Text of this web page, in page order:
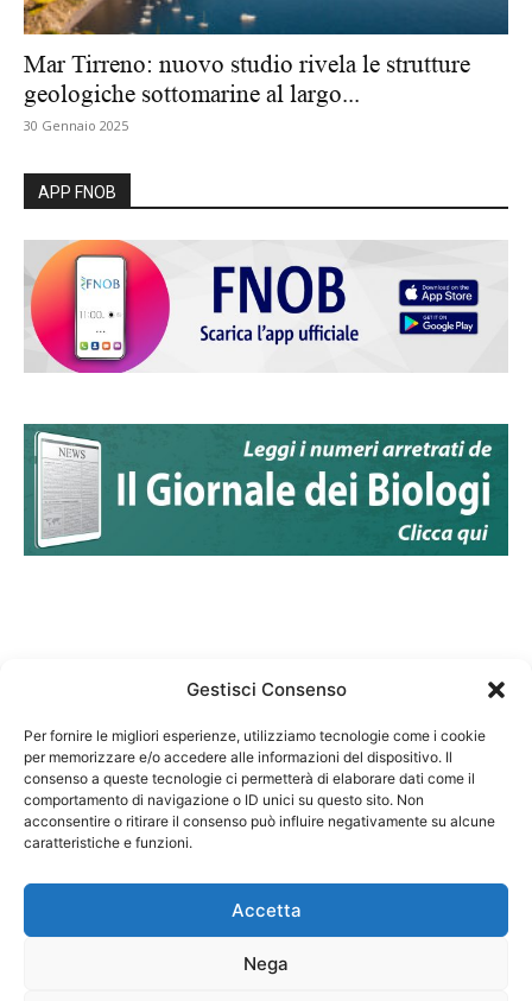
Gestisci Consenso
Per fornire le migliori esperienze, utilizziamo tecnologie come i cookie
per memorizzare e/o accedere alle informazioni del dispositivo. Il
consenso a queste tecnologie ci permetterà di elaborare dati come il
comportamento di navigazione o ID unici su questo sito. Non
acconsentire o ritirare il consenso può influire negativamente su alcune
caratteristiche e funzioni.
Accetta
Nega
Mar Tirreno: nuovo studio rivela le strutture
geologiche sottomarine al largo...
30 Gennaio 2025
APP FNOB
Federazione Nazionale Degli Ordini dei Biologi:
codice fiscale 80069130583
Responsabile sito internet www.fnob.it: Vincenzo